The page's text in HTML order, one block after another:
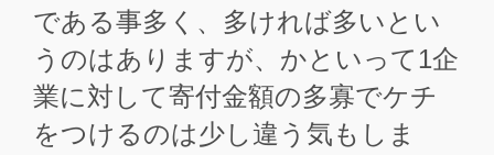
である事多く、多ければ多いとい
うのはありますが、かといって1企
業に対して寄付金額の多寡でケチ
をつけるのは少し違う気もしま